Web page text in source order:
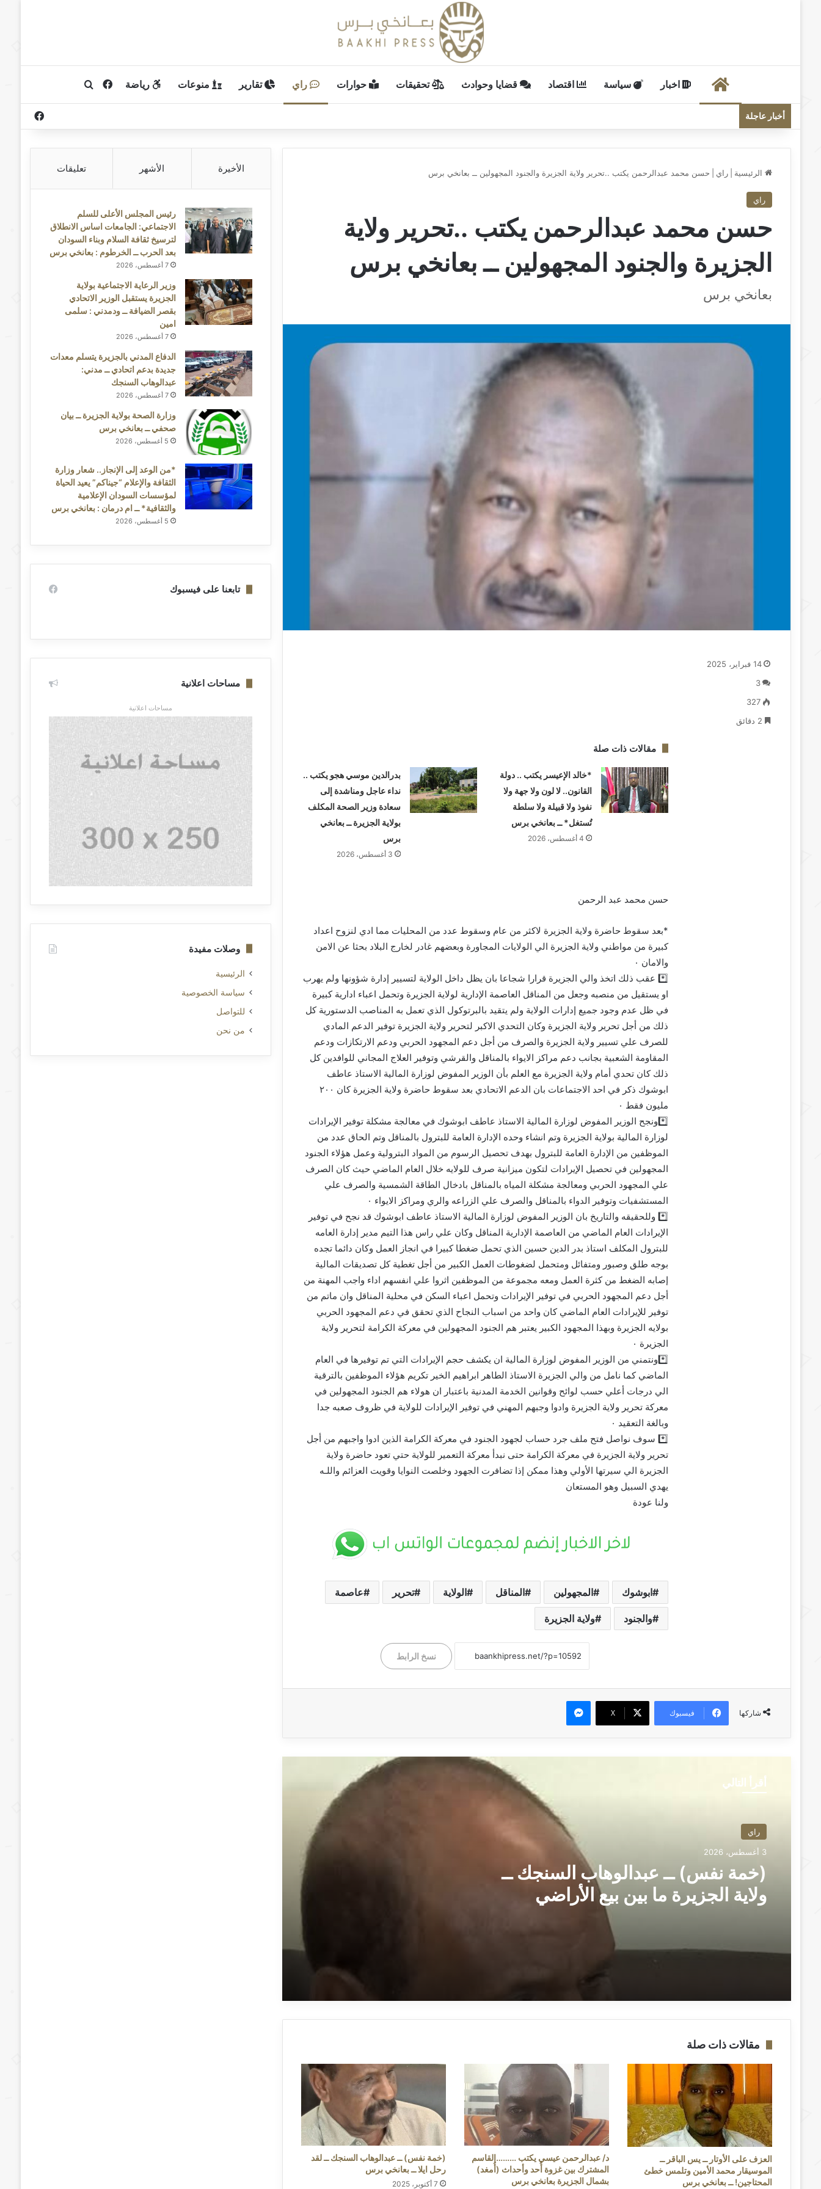
الرئيسيةاخبار سياسة اقتصاد قضايا وحوادث تحقيقات حوارات راي تقارير منوعات رياضة فيسبوكبحث عن
أخبار عاجلة
الرئيسية راي حسن محمد عبدالرحمن يكتب ..تحرير ولاية الجزيرة والجنود المجهولين ــ بعانخي برس
راي
حسن محمد عبدالرحمن يكتب ..تحرير ولاية
الجزيرة والجنود المجهولين ــ بعانخي برس
بعانخي برس
مقالات ذات صلة
*خالد الإعيسر يكتب .. دولة
القانون.. لا لون ولا جهة ولا
نفوذ ولا قبيلة ولا سلطة
تُستغل* ــ بعانخي برس
4 أغسطس، 2026
بدرالدين موسي هجو يكتب ..
نداء عاجل ومناشدة إلى
سعادة وزير الصحة المكلف
بولاية الجزيرة ــ بعانخي
برس
3 أغسطس، 2026
حسن محمد عبد الرحمن
*بعد سقوط حاضرة ولاية الجزيرة لاكثر من عام وسقوط عدد من المحليات مما ادي لنزوح اعداد
كبيرة من مواطني ولاية الجزيرة الي الولايات المجاورة وبعضهم غادر لخارج البلاد بحثا عن الامن
والامان ٠
*️⃣ عقب ذلك اتخذ والي الجزيرة قرارا شجاعا بان يظل داخل الولاية لتسيير إدارة شؤونها ولم يهرب
او يستقيل من منصبه وجعل من المناقل العاصمة الإدارية لولاية الجزيرة وتحمل اعباء ادارية كبيرة
في ظل عدم وجود جميع إدارات الولاية ولم يتقيد بالبرتوكول الذي تعمل به المناصب الدستورية كل
ذلك من أجل تحرير ولاية الجزيرة وكان التحدي الاكبر لتحرير ولاية الجزيرة توفير الدعم المادي
للصرف علي تسيير ولاية الجزيرة والصرف من أجل دعم المجهود الحربي ودعم الارتكازات ودعم
المقاومة الشعبية بجانب دعم مراكز الايواء بالمناقل والقرشي وتوفير العلاج المجاني للوافدين كل
ذلك كان تحدي أمام ولاية الجزيرة مع العلم بأن الوزير المفوض لوزارة المالية الاستاذ عاطف
ابوشوك ذكر في احد الاجتماعات بان الدعم الاتحادي بعد سقوط حاضرة ولاية الجزيرة كان ٢٠٠
مليون فقط ٠
*️⃣ونجح الوزير المفوض لوزارة المالية الاستاذ عاطف ابوشوك في معالجة مشكلة توفير الإيرادات
لوزارة المالية بولاية الجزيرة وتم انشاء وحده الإدارة العامة للبترول بالمناقل وتم الحاق عدد من
الموظفين من الإدارة العامة للبترول بهدف تحصيل الرسوم من المواد البترولية وعمل هؤلاء الجنود
المجهولين في تحصيل الإيرادات لتكون ميزانية صرف للولايه خلال العام الماضي حيث كان الصرف
علي المجهود الحربي ومعالجة مشكلة المياه بالمناقل بادخال الطاقة الشمسية والصرف علي
المستشفيات وتوفير الدواء بالمناقل والصرف علي الزراعه والري ومراكز الايواء ٠
*️⃣ وللحقيقه والتاريخ بان الوزير المفوض لوزارة المالية الاستاذ عاطف ابوشوك قد نجح في توفير
الإيرادات العام الماضي من العاصمة الإدارية المناقل وكان علي راس هذا التيم مدير إدارة العامه
للبترول المكلف استاذ بدر الدين حسين الذي تحمل ضغطا كبيرا في انجاز العمل وكان دائما تجده
بوجه طلق وصبور ومتفائل ومتحمل لضغوطات العمل الكبير من أجل تغطية كل تصديقات المالية
إصابه الضغط من كثرة العمل ومعه مجموعة من الموظفين اثروا علي انفسهم اداء واجب المهنة من
أجل دعم المجهود الحربي في توفير الإيرادات وتحمل اعباء السكن في محلية المناقل وان ماتم من
توفير للإيرادات العام الماضي كان واحد من اسباب النجاح الذي تحقق في دعم المجهود الحربي
بولايه الجزيرة وبهذا المجهود الكبير يعتبر هم الجنود المجهولين في معركة الكرامة لتحرير ولاية
الجزيرة ٠
*️⃣ونتمني من الوزير المفوض لوزارة المالية ان يكشف حجم الإيرادات التي تم توفيرها في العام
الماضي كما نامل من والي الجزيرة الاستاذ الطاهر ابراهيم الخير تكريم هؤلاء الموظفين بالترقية
الي درجات أعلي حسب لوائح وقوانين الخدمة المدنية باعتبار ان هولاء هم الجنود المجهولين في
معركة تحرير ولاية الجزيرة وادوا وجبهم المهني في توفير الإيرادات للولاية في ظروف صعبه جدا
وبالغة التعقيد ٠
*️⃣ سوف نواصل فتح ملف جرد حساب لجهود الجنود في معركة الكرامة الذين ادوا واجبهم من أجل
تحرير ولاية الجزيرة في معركة الكرامة حتى نبدأ معركة التعمير للولاية حتي تعود حاضرة ولاية
الجزيرة الي سيرتها الأولي وهذا ممكن إذا تضافرت الجهود وخلصت النوايا وقويت العزائم واللـه
يهدي السبيل وهو المستعان
ولنا عودة
ابوشوك المجهولين المناقل الولاية تحرير عاصمة
والجنود ولاية الجزيرة
نسخ الرابط
14 فبراير، 2025
3
327
2 دقائق
شاركها فيسبوك ‫X
ماسنجر
أقرأ التالي
راي
3 أغسطس، 2026
(خمة نفس) ــ عبدالوهاب السنجك ــ
ولاية الجزيرة ما بين بيع الأراضي
وضياع الاستثمارات ــ بعانخي برس
ــ بعانخي برس
النيل (من ميدان الكرامة .. إلى شارع المواطن)
حرف ومعني ــ منى حمزة ــ مدني ولدت
(خمة نفس) ــ عبدالوهاب السنجك ــ مستشفى
الإعلامي* ــ بعانخي برس
محاسن عثمان نصر تكتب .. مركزية مرتبات
المعلمين… إنصافٌ طال انتظاره وعدالةٌ تنتظر
الجميع ــ بعانخي برس
مقالات ذات صلة
العزف على الأوتار ــ يس الباقر ــ
الموسيقار محمد الأمين وتلمس خطئ
المحتاجين! ــ بعانخي برس
د/ عبدالرحمن عيسي يكتب ………القاسم
المشترك بين غزوة أُحد وأحداث (أُمغد)
بشمال الجزيرة بعانخي برس
(خمة نفس) ــ عبدالوهاب السنجك ــ لقد
رحل ايلا ــ بعانخي برس
7 أكتوبر، 2025
الأخيرة الأشهر تعليقات
رئيس المجلس الأعلى للسلم
الاجتماعي: الجامعات اساس الانطلاق
لترسيخ ثقافة السلام وبناء السودان
بعد الحرب ــ الخرطوم : بعانخي برس
7 أغسطس، 2026
وزير الرعاية الاجتماعية بولاية
الجزيرة يستقبل الوزير الاتحادي
بقصر الضيافة ــ ودمدني : سلمى
امين
7 أغسطس، 2026
الدفاع المدني بالجزيرة يتسلم معدات
جديدة بدعم اتحادي ــ مدني:
عبدالوهاب السنجك
7 أغسطس، 2026
وزارة الصحة بولاية الجزيرة ــ بيان
صحفي ــ بعانخي برس
5 أغسطس، 2026
*من الوعد إلى الإنجاز.. شعار وزارة
الثقافة والإعلام “جيناكم” يعيد الحياة
لمؤسسات السودان الإعلامية
والثقافية* ــ ام درمان : بعانخي برس
5 أغسطس، 2026
تابعنا على فيسبوك
مساحات اعلانية
مساحات اعلانية
وصلات مفيدة
الرئيسية
سياسة الخصوصية
للتواصل
من نحن